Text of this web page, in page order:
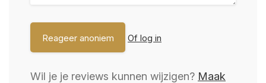
Of log in
Wil je je reviews kunnen wijzigen? Maak